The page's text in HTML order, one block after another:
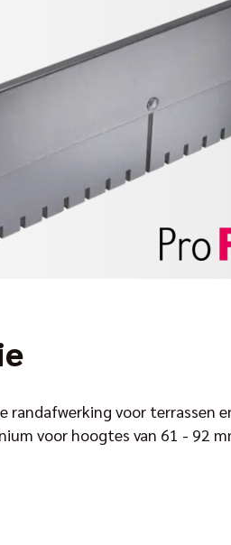
randafwerking voor terrassen
voor hoogtes van 61 - 92